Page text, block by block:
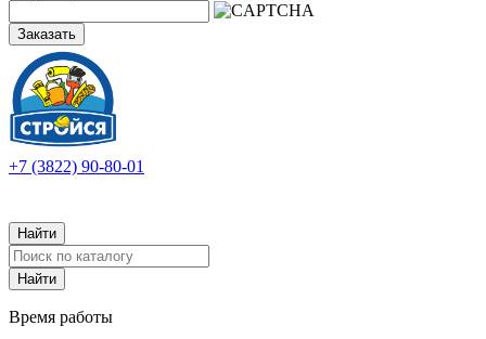
Заказать
+7 (3822) 90-80-01
Время работы